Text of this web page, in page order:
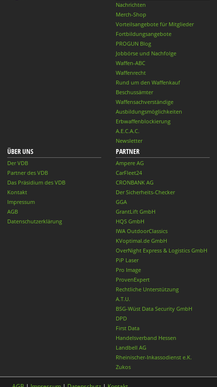
Nachrichten
Merch-Shop
Vorteilsangebote für Mitglieder
Fortbildungsangebote
PROGUN Blog
Jobbörse und Nachfolge
Waffen-ABC
Waffenrecht
Rund um den Waffenkauf
Beschussämter
Waffensachverständige
Ausbildungsmöglichkeiten
Erbwaffenblockierung
A.E.C.A.C.
Newsletter
ÜBER UNS
Der VDB
Partner des VDB
Das Präsidium des VDB
Kontakt
Impressum
AGB
Datenschutzerklärung
PARTNER
Ampere AG
CarFleet24
CRONBANK AG
Der Sicherheits-Checker
GGA
GrantLift GmbH
HQS GmbH
IWA OutdoorClassics
KVoptimal.de GmbH
OverNight Express & Logistics GmbH
PiP Laser
Pro Image
ProvenExpert
Rechtliche Unterstützung
A.T.U.
BSG-Wüst Data Security GmbH
DPD
First Data
Handelsverband Hessen
Landbell AG
Rheinischer-Inkassodienst e.K.
Zukos